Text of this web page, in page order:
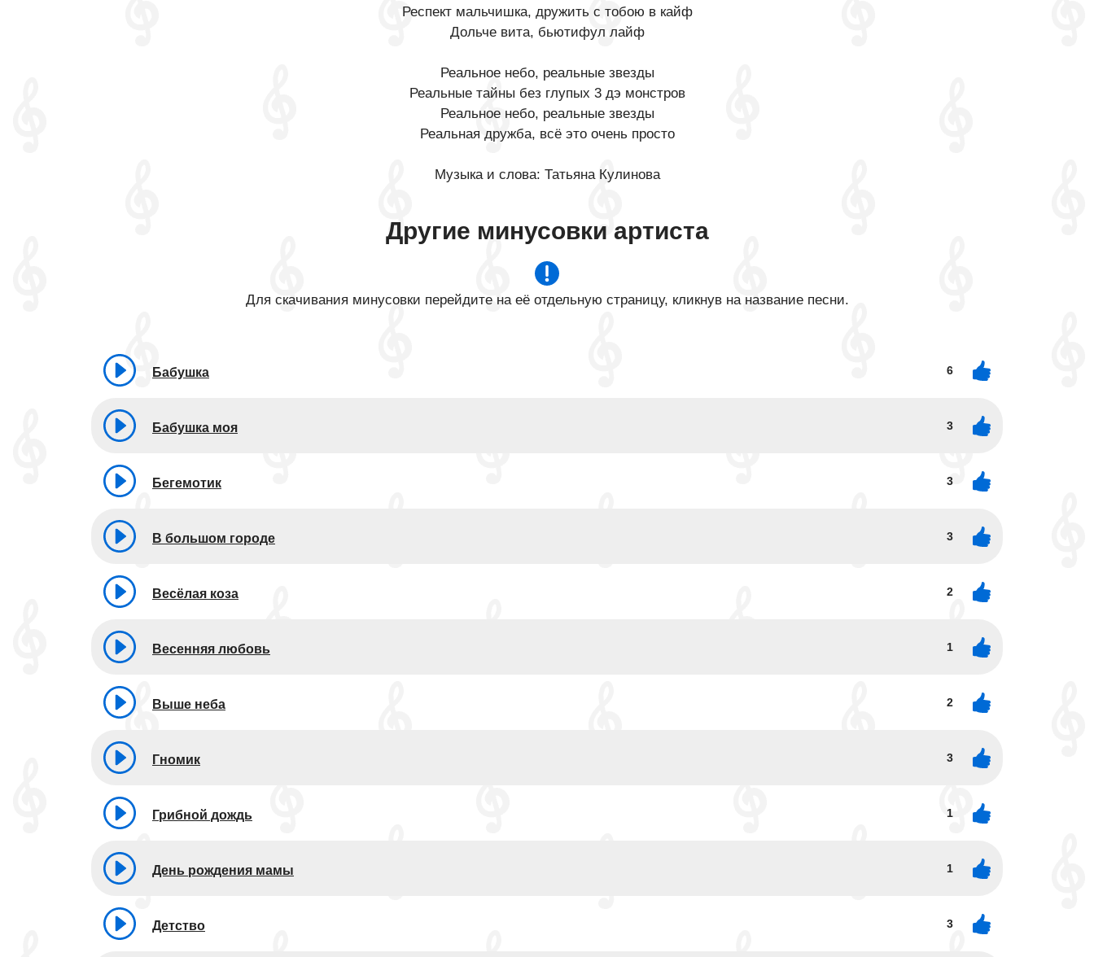
Респект мальчишка, дружить с тобою в кайф
Дольче вита, бьютифул лайф
Реальное небо, реальные звезды
Реальные тайны без глупых 3 дэ монстров
Реальное небо, реальные звезды
Реальная дружба, всё это очень просто
Музыка и слова: Татьяна Кулинова
Другие минусовки артиста
Для скачивания минусовки перейдите на её отдельную страницу, кликнув на название песни.
Бабушка 6
Бабушка моя 3
Бегемотик 3
В большом городе 3
Весёлая коза 2
Весенняя любовь 1
Выше неба 2
Гномик 3
Грибной дождь 1
День рождения мамы 1
Детство 3